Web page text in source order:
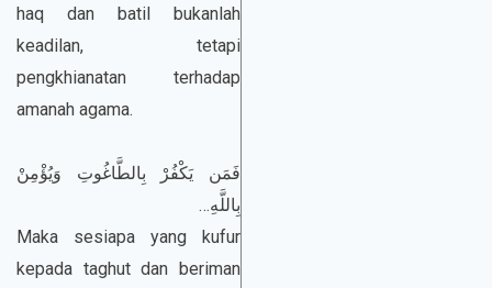
haq dan batil bukanlah
keadilan, tetapi
pengkhianatan terhadap
amanah agama.
فَمَن يَكْفُرْ بِالطَّاغُوتِ وَيُؤْمِنْ
بِاللَّهِ…
Maka sesiapa yang kufur
kepada taghut dan beriman